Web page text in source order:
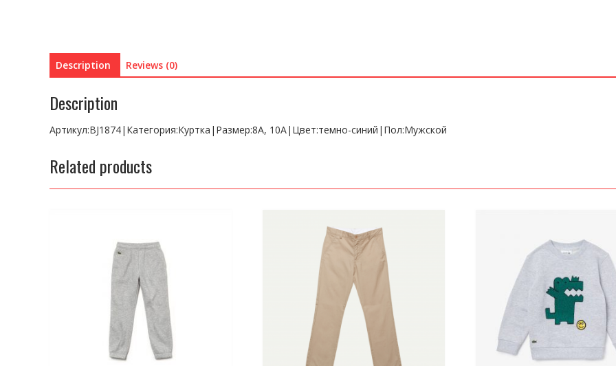
Description Reviews (0)
Description
Артикул:BJ1874|Категория:Куртка|Размер:8A, 10A|Цвет:темно-синий|Пол:Мужской
Related products